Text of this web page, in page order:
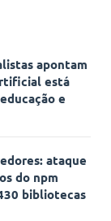
apontam
está
e
ataque
do npm
bibliotecas